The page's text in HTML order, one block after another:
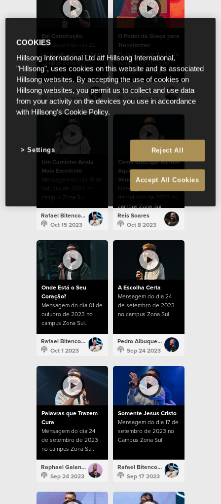
Em Construção
Mensagem do dia 22
de outubro de 2023 no
campus Zona Sul.
Tim Douglass
Oct 22 2023
O Poder da Graça para
Transformar
Mensagem do dia 15 de
outubro de 2023 no
campus Zona Sul.
Raphael Galante
Oct 15 2023
Um Caminho Ainda
Mais Excelente
Mensagem do dia 15 de
outubro de 2023 no
campus Zona Sul.
Rafael Bitencourt
Oct 15 2023
Como Enxergar Melhor
Aquilo que Estamos
Vendo
Mensagem do dia 08
de outubro de 2023 no
campus Zona Sul.
Reis Soares
Oct 8 2023
Onde Está o Seu
Coração?
Mensagem do dia 01 de
outubro de 2023 no
campus Zona Sul.
Rafael Bitencourt
Oct 1 2023
A Escolha Certa
Mensagem do dia 24
de setembro de 2023
no campus Zona Sul.
Pedro Albuquerque
Sep 24 2023
Palavras que Trazem
Cura
Mensagem do dia 24
de setembro de 2023
no campus Zona Sul.
Raphael Galante
Sep 24 2023
Somente Jesus Cristo
Mensagem do dia 17 de
setembro de 2023 no
Campus Zona Sul
Rafael Bitencourt
Sep 17 2023
COOKIES
Hillsong International Ltd atf Hillsong International,
"Hillsong", uses cookies on this website and its associated
Hillsong websites. By accepting the use of cookies on
Hillsong websites, you permit us to collect and use data
from your activity on the devices you use in accordance
with Hillsong's Cookie Policy.
Reject All
Accept All Cookies
Settings